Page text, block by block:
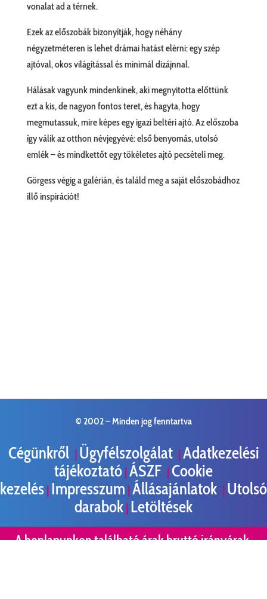
vonalat ad a térnek.
Ezek az előszobák bizonyítják, hogy néhány
négyzetméteren is lehet drámai hatást elérni: egy szép
ajtóval, okos világítással és minimál dizájnnal.
Hálásak vagyunk mindenkinek, aki megnyitotta előttünk
ezt a kis, de nagyon fontos teret, és hagyta, hogy
megmutassuk, mire képes egy igazi beltéri ajtó. Az előszoba
így válik az otthon névjegyévé: első benyomás, utolsó
emlék – és mindkettőt egy tökéletes ajtó pecsételi meg.
Görgess végig a galérián, és találd meg a saját előszobádhoz
illő inspirációt!
© 2002 –Minden jog fenntartva
Cégünkről | Ügyfélszolgálat |Adatkezelési
tájékoztató |ÁSZF |Cookie
kezelés | Impresszum |Állásajánlatok | Utolsó
darabok | Letöltések
A honlapunkon található árak bruttó irányárak,